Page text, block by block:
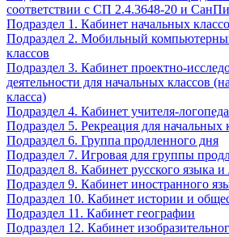
соответствии с СП 2.4.3648-20 и
Подраздел 1. Кабинет начальных
Подраздел 2. Мобильный
классов
Подраздел 3. Кабинет проектно-
деятельности для начальных классов
класса)
Подраздел 4. Кабинет учителя-логопеда
Подраздел 5. Рекреация для начальных
Подраздел 6. Группа продленного дня
Подраздел 7. Игровая для группы
Подраздел 8. Кабинет русского языка и
Подраздел 9. Кабинет иностранного
Подраздел 10. Кабинет истории и
Подраздел 11. Кабинет географии
Подраздел 12. Кабинет